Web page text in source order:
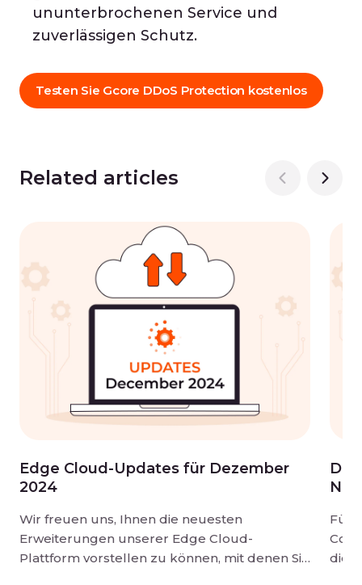
ununterbrochenen Service und
zuverlässigen Schutz.
Testen Sie Gcore DDoS Protection kostenlos
Related articles
Edge Cloud-Updates für Dezember
2024
Wir freuen uns, Ihnen die neuesten
Erweiterungen unserer Edge Cloud-
Plattform vorstellen zu können, mit denen Sie
Die
Für